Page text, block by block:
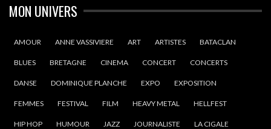
MON UNIVERS
AMOUR ANNE VASSIVIERE ART ARTISTES BATACLAN
BLUES BRETAGNE CINEMA CONCERT CONCERTS
DANSE DOMINIQUE PLANCHE EXPO EXPOSITION
FEMMES FESTIVAL FILM HEAVY METAL HELLFEST
HIP HOP HUMOUR JAZZ JOURNALISTE LA CIGALE